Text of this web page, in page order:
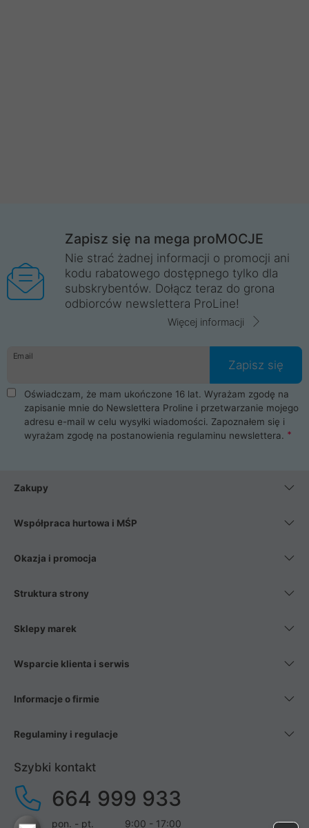
Zapisz się na mega proMOCJE
Nie strać żadnej informacji o promocji ani
kodu rabatowego dostępnego tylko dla
subskrybentów. Dołącz teraz do grona
odbiorców newslettera ProLine!
Więcej informacji
Email
Zapisz się
Oświadczam, że mam ukończone 16 lat. Wyrażam zgodę na
zapisanie mnie do Newslettera Proline i przetwarzanie mojego
adresu e-mail w celu wysyłki wiadomości. Zapoznałem się i
wyrażam zgodę na postanowienia regulaminu newslettera.
Zakupy
Współpraca hurtowa i MŚP
Okazja i promocja
Struktura strony
Sklepy marek
Wsparcie klienta i serwis
Informacje o firmie
Regulaminy i regulacje
Szybki kontakt
664 999 933
pon. - pt. 9:00 - 17:00